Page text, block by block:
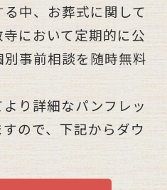
中、お葬式に関して
において定期的に公
事前相談を随時無料
り詳細なパンフレッ
ので、下記からダウ